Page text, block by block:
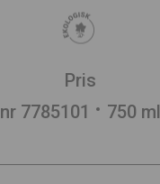
Pris
nr 7785101
750 ml